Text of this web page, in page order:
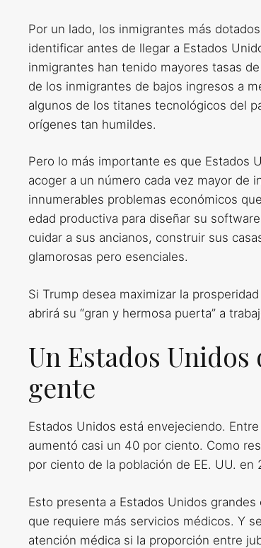
Por un lado, los inmigrantes más
identificar antes de llegar a Estados
inmigrantes han tenido mayores tasas
de los inmigrantes de bajos ingresos a
algunos de los titanes tecnológicos del
orígenes tan humildes.
Pero lo más importante es que Estados
acoger a un número cada vez mayor de
innumerables problemas económicos
edad productiva para diseñar su
cuidar a sus ancianos, construir sus
glamorosas pero esenciales.
Si Trump desea maximizar la
abrirá su “gran y hermosa puerta” a
Un Estados Unidos
gente
Estados Unidos está envejeciendo.
aumentó casi un 40 por ciento. Como
por ciento de la población de EE. UU. en
Esto presenta a Estados Unidos
que requiere más servicios médicos. Y
atención médica si la proporción entre